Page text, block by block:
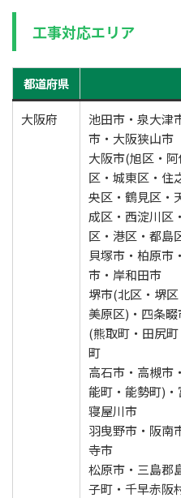
工事対応エリア
都道府県
大阪府
池田市・泉大津
市・大阪狭山市
大阪市(旭区・
区・城東区・住
央区・鶴見区・
成区・西淀川区
区・港区・都島
貝塚市・柏原市
市・岸和田市
堺市(北区・堺
美原区)・四条
(熊取町・田尻
町
高石市・高槻市
能町・能勢町)
寝屋川市
羽曳野市・阪南
寺市
松原市・三島郡
子町・千早赤阪